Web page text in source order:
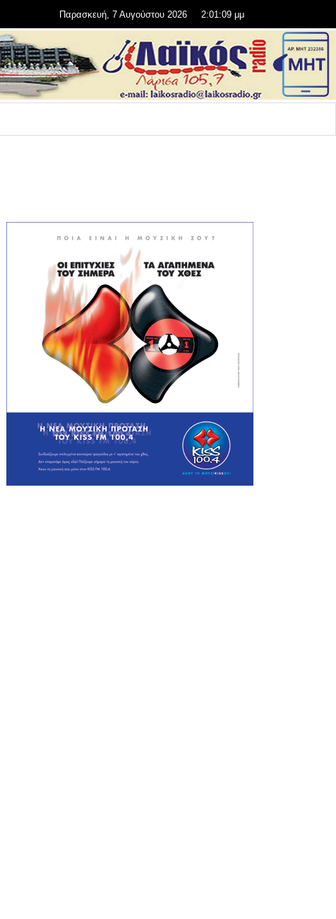
Παρασκευή, 7 Αυγούστου 2026 2:01:10 μμ